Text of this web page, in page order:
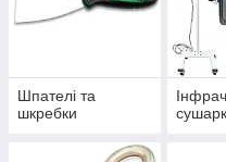
Шпателі та
шкребки